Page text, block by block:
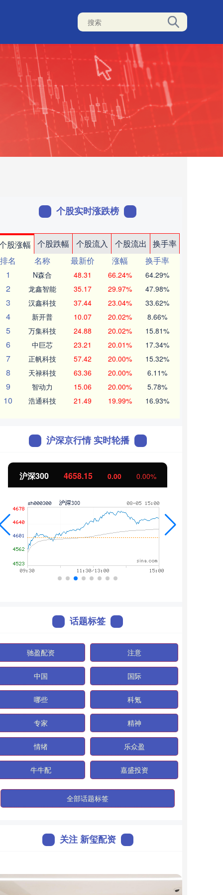
个股实时涨跌榜
股涨幅 个股跌幅 个股流入 个股流出
换手率
排名
名称 最新价 涨幅
换手率
1
N森合 48.31 66.24% 64.29%
2 龙鑫智能 35.17 29.97% 47.98%
3 汉鑫科技 37.44 23.04% 33.62%
4 新开普 10.07 20.02% 8.66%
5 万集科技 24.88 20.02% 15.81%
6 中巨芯 23.21 20.01% 17.34%
7 正帆科技 57.42 20.00% 15.32%
8 天禄科技 63.36 20.00% 6.11%
9 智动力 15.06 20.00% 5.78%
10 浩通科技 21.49 19.99% 16.93%
沪深京行情 实时轮播
北证50 1119.46 0.00 0.00%
话题标签
驰盈配资 注意
中国 国际
哪些 科氪
专家 精神
情绪 乐众盈
牛牛配 嘉盛投资
全部话题标签
关注 新玺配资